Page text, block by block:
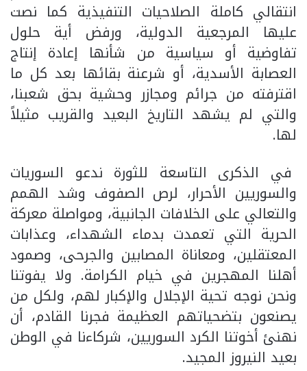
انتقالي كاملة الصلاحيات التنفيذية كما نصت
عليها المرجعية الدولية، ورفض أية حلول
تفاوضية أو سياسية من شأنها إعادة إنتاج
العصابة الأسدية، أو شرعنة بقائها بعد كل ما
اقترفته من جرائم ومجازر وحشية بحق شعبنا،
والتي لم يشهد التاريخ البعيد والقريب مثيلاً
لها.
في الذكرى التاسعة للثورة ندعو السوريات
والسوريين الأحرار، لرص الصفوف وشد الهمم
والتعالي على الخلافات الجانبية، ومواصلة معركة
الحرية التي تعمدت بدماء الشهداء، وعذابات
المعتقلين، ومعاناة المصابين والجرحى، وصمود
أهلنا المهجرين في خيام الكرامة. ولا يفوتنا
ونحن نوجه تحية الإجلال والإكبار لهم، ولكل من
يصنعون بتضحياتهم العظيمة فجرنا القادم، أن
نهنئ أخوتنا الكرد السوريين، شركاءنا في الوطن
بعيد النيروز المجيد.